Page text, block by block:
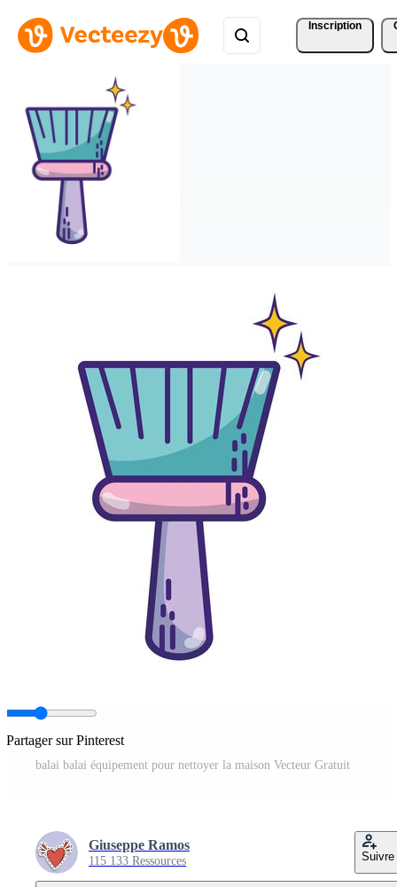
Inscription
Partager sur Pinterest
balai balai équipement pour nettoyer la maison Vecteur Gratuit
Giuseppe Ramos
115 133 Ressources Suivre